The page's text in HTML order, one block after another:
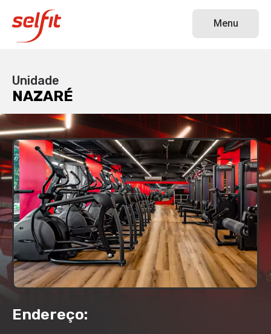
Menu
Unidade
NAZARÉ
Endereço: